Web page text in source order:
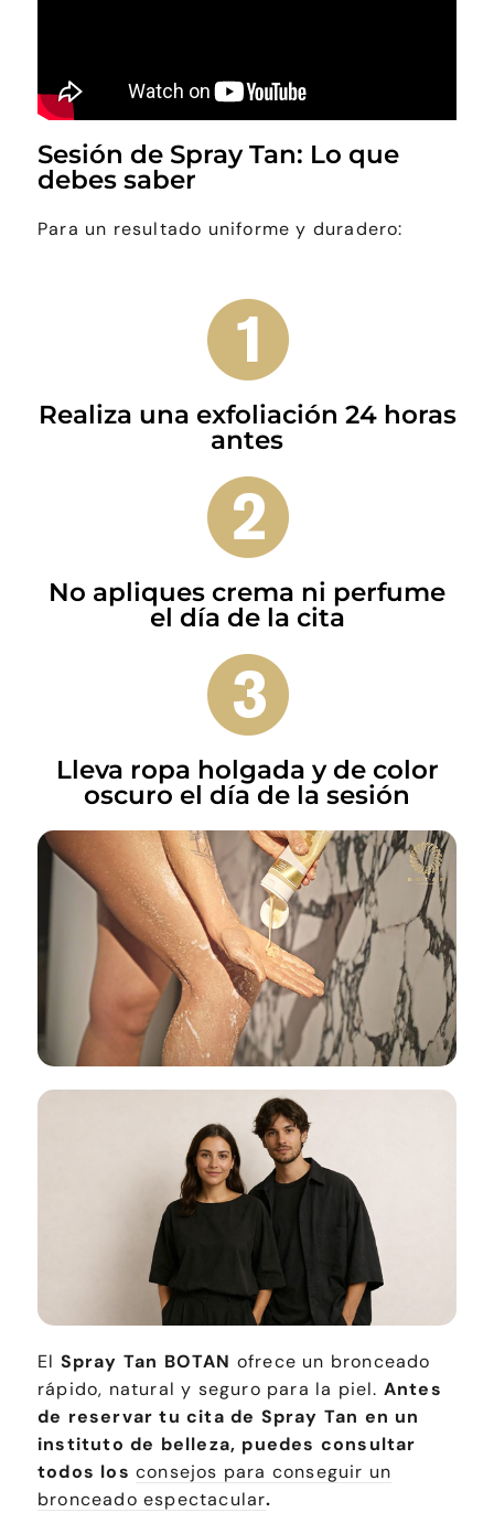
Sesión de Spray Tan: Lo que
debes saber
Para un resultado uniforme y duradero:
Realiza una exfoliación 24 horas
antes
No apliques crema ni perfume
el día de la cita
Lleva ropa holgada y de color
oscuro el día de la sesión
El Spray Tan BOTAN ofrece un bronceado
rápido, natural y seguro para la piel. Antes
de reservar tu cita de Spray Tan en un
instituto de belleza, puedes consultar
todos los consejos para conseguir un
bronceado espectacular.